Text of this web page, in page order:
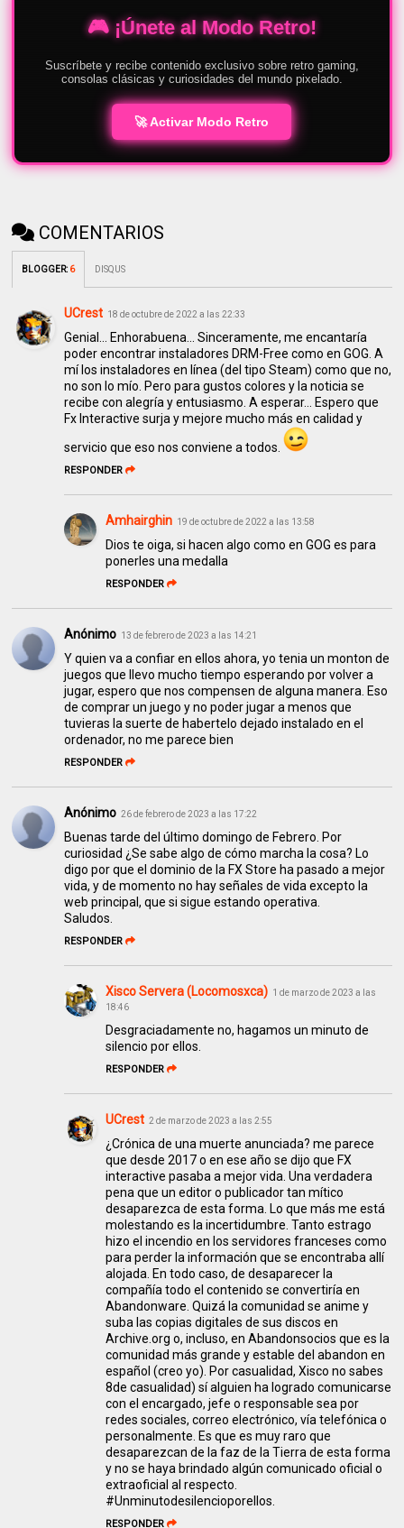
🎮 ¡Únete al Modo Retro!
Suscríbete y recibe contenido exclusivo sobre retro gaming,
consolas clásicas y curiosidades del mundo pixelado.
🚀 Activar Modo Retro
COMENTARIOS
BLOGGER: 6 DISQUS
UCrest 18 de octubre de 2022 a las 22:33
Genial... Enhorabuena... Sinceramente, me encantaría
poder encontrar instaladores DRM-Free como en GOG. A
mí los instaladores en línea (del tipo Steam) como que no,
no son lo mío. Pero para gustos colores y la noticia se
recibe con alegría y entusiasmo. A esperar... Espero que
Fx Interactive surja y mejore mucho más en calidad y
servicio que eso nos conviene a todos.
RESPONDER
Amhairghin 19 de octubre de 2022 a las 13:58
Dios te oiga, si hacen algo como en GOG es para
ponerles una medalla
RESPONDER
Anónimo 13 de febrero de 2023 a las 14:21
Y quien va a confiar en ellos ahora, yo tenia un monton de
juegos que llevo mucho tiempo esperando por volver a
jugar, espero que nos compensen de alguna manera. Eso
de comprar un juego y no poder jugar a menos que
tuvieras la suerte de habertelo dejado instalado en el
ordenador, no me parece bien
RESPONDER
Anónimo 26 de febrero de 2023 a las 17:22
Buenas tarde del último domingo de Febrero. Por
curiosidad ¿Se sabe algo de cómo marcha la cosa? Lo
digo por que el dominio de la FX Store ha pasado a mejor
vida, y de momento no hay señales de vida excepto la
web principal, que si sigue estando operativa.
Saludos.
RESPONDER
Xisco Servera (Locomosxca) 1 de marzo de 2023 a las
18:46
Desgraciadamente no, hagamos un minuto de
silencio por ellos.
RESPONDER
UCrest 2 de marzo de 2023 a las 2:55
¿Crónica de una muerte anunciada? me parece
que desde 2017 o en ese año se dijo que FX
interactive pasaba a mejor vida. Una verdadera
pena que un editor o publicador tan mítico
desaparezca de esta forma. Lo que más me está
molestando es la incertidumbre. Tanto estrago
hizo el incendio en los servidores franceses como
para perder la información que se encontraba allí
alojada. En todo caso, de desaparecer la
compañía todo el contenido se convertiría en
Abandonware. Quizá la comunidad se anime y
suba las copias digitales de sus discos en
Archive.org o, incluso, en Abandonsocios que es la
comunidad más grande y estable del abandon en
español (creo yo). Por casualidad, Xisco no sabes
8de casualidad) sí alguien ha logrado comunicarse
con el encargado, jefe o responsable sea por
redes sociales, correo electrónico, vía telefónica o
personalmente. Es que es muy raro que
desaparezcan de la faz de la Tierra de esta forma
y no se haya brindado algún comunicado oficial o
extraoficial al respecto.
#Unminutodesilencioporellos.
RESPONDER